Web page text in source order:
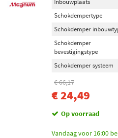
Inbouwplaats
Schokdempertype
Schokdemper
Schokdemper
bevestigingstype
Schokdemper systeem
€ 66,17
€ 24,49
Op voorraad
Vandaag voor 16:00